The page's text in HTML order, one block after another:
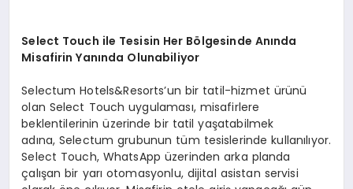
Select Touch ile Tesisin Her Bölgesinde Anında
Misafirin Yanında Olunabiliyor
Selectum Hotels&Resorts’un bir tatil-hizmet ürünü
olan Select Touch uygulaması, misafirlere
beklentilerinin üzerinde bir tatil yaşatabilmek
adına, Selectum grubunun tüm tesislerinde kullanılıyor.
Select Touch, WhatsApp üzerinden arka planda
çalışan bir yarı otomasyonlu, dijital asistan servisi